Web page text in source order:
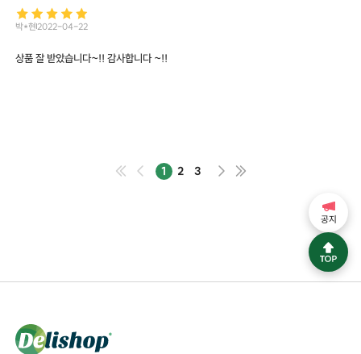
박*현2022-04-22
상품 잘 받았습니다~!! 감사합니다 ~!!
1 2 3
공지